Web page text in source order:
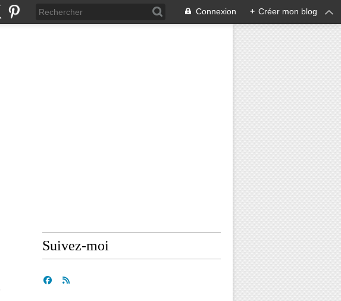
Connexion + Créer mon blog
Suivez-moi